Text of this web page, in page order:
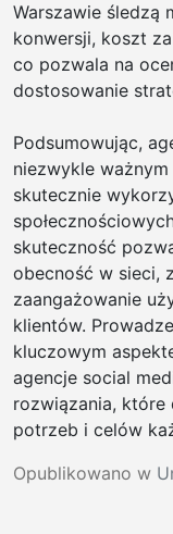
Warszawie śledzą
konwersji, koszt
co pozwala na
dostosowanie
Podsumowując,
niezwykle
skutecznie
skuteczność
obecność w sieci,
zaangażowanie
klientów.
kluczowym
agencje social
rozwiązania, które
potrzeb i celów
Opublikowano w